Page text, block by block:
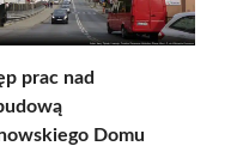
prac nad
Domu